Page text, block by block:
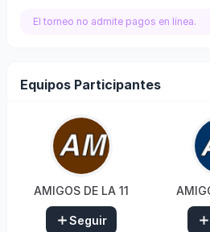
El torneo no admite pagos en línea.
Equipos Participantes
AMIGOS DE LA 11
Seguir